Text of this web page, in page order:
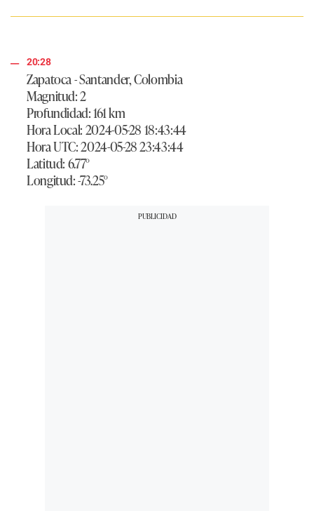
20:28
Zapatoca - Santander, Colombia
Magnitud: 2
Profundidad: 161 km
Hora Local: 2024-05-28 18:43:44
Hora UTC: 2024-05-28 23:43:44
Latitud: 6.77°
Longitud: -73.25°